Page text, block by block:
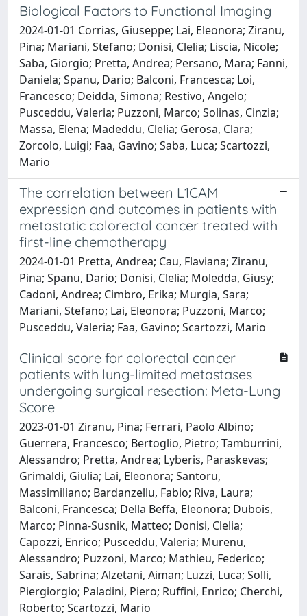
Biological Factors to Functional Imaging
2024-01-01 Corrias, Giuseppe; Lai, Eleonora; Ziranu,
Pina; Mariani, Stefano; Donisi, Clelia; Liscia, Nicole;
Saba, Giorgio; Pretta, Andrea; Persano, Mara; Fanni,
Daniela; Spanu, Dario; Balconi, Francesca; Loi,
Francesco; Deidda, Simona; Restivo, Angelo;
Pusceddu, Valeria; Puzzoni, Marco; Solinas, Cinzia;
Massa, Elena; Madeddu, Clelia; Gerosa, Clara;
Zorcolo, Luigi; Faa, Gavino; Saba, Luca; Scartozzi,
Mario
The correlation between L1CAM
expression and outcomes in patients with
metastatic colorectal cancer treated with
first-line chemotherapy
2024-01-01 Pretta, Andrea; Cau, Flaviana; Ziranu,
Pina; Spanu, Dario; Donisi, Clelia; Moledda, Giusy;
Cadoni, Andrea; Cimbro, Erika; Murgia, Sara;
Mariani, Stefano; Lai, Eleonora; Puzzoni, Marco;
Pusceddu, Valeria; Faa, Gavino; Scartozzi, Mario
Clinical score for colorectal cancer
patients with lung-limited metastases
undergoing surgical resection: Meta-Lung
Score
2023-01-01 Ziranu, Pina; Ferrari, Paolo Albino;
Guerrera, Francesco; Bertoglio, Pietro; Tamburrini,
Alessandro; Pretta, Andrea; Lyberis, Paraskevas;
Grimaldi, Giulia; Lai, Eleonora; Santoru,
Massimiliano; Bardanzellu, Fabio; Riva, Laura;
Balconi, Francesca; Della Beffa, Eleonora; Dubois,
Marco; Pinna-Susnik, Matteo; Donisi, Clelia;
Capozzi, Enrico; Pusceddu, Valeria; Murenu,
Alessandro; Puzzoni, Marco; Mathieu, Federico;
Sarais, Sabrina; Alzetani, Aiman; Luzzi, Luca; Solli,
Piergiorgio; Paladini, Piero; Ruffini, Enrico; Cherchi,
Roberto; Scartozzi, Mario